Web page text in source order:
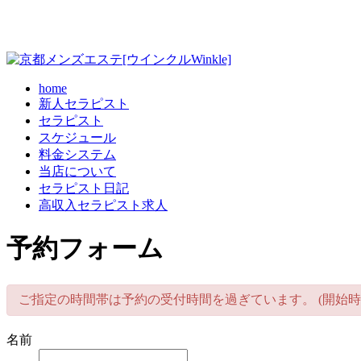
home
新人セラピスト
セラピスト
スケジュール
料金システム
当店について
セラピスト日記
高収入セラピスト求人
予約フォーム
ご指定の時間帯は予約の受付時間を過ぎています。 (開始
名前